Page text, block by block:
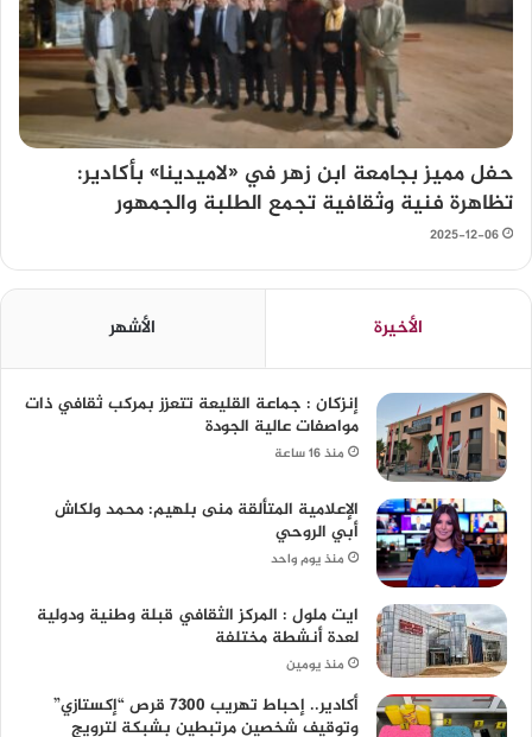
حفل مميز بجامعة ابن زهر في «لاميدينا» بأكادير:
تظاهرة فنية وثقافية تجمع الطلبة والجمهور
2025-12-06
الأخيرة الأشهر
إنزكان : جماعة القليعة تتعزز بمركب ثقافي ذات
مواصفات عالية الجودة
منذ 16 ساعة
الإعلامية المتألقة منى بلهيم: محمد ولكاش
أبي الروحي
منذ يوم واحد
ايت ملول : المركز الثقافي قبلة وطنية ودولية
لعدة أنشطة مختلفة
منذ يومين
أكادير.. إحباط تهريب 7300 قرص “إكستازي”
وتوقيف شخصين مرتبطين بشبكة لترويج